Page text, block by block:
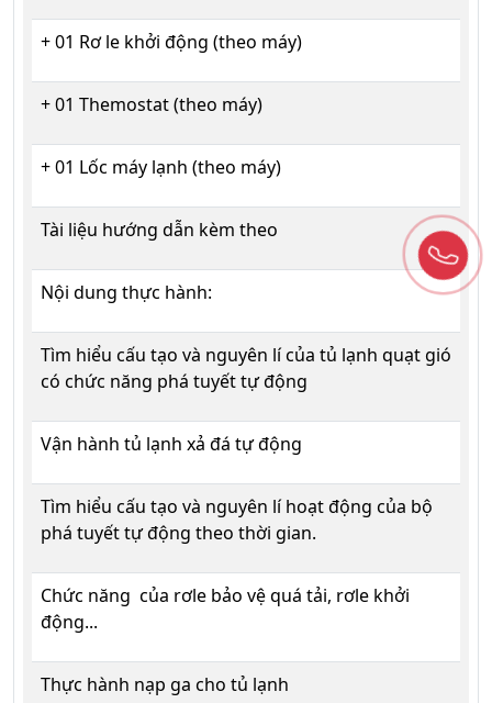
+ 01 Rơ le khởi động (theo máy)
+ 01 Themostat (theo máy)
+ 01 Lốc máy lạnh (theo máy)
Tài liệu hướng dẫn kèm theo
Nội dung thực hành:
Tìm hiểu cấu tạo và nguyên lí của tủ lạnh quạt gió
có chức năng phá tuyết tự động
Vận hành tủ lạnh xả đá tự động
Tìm hiểu cấu tạo và nguyên lí hoạt động của bộ
phá tuyết tự động theo thời gian.
Chức năng của rơle bảo vệ quá tải, rơle khởi
động...
Thực hành nạp ga cho tủ lạnh